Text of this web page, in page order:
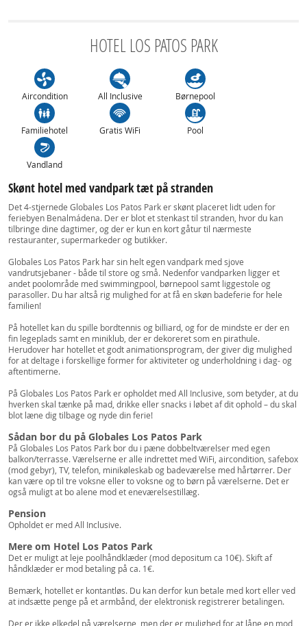
HOTEL LOS PATOS PARK
Aircondition All Inclusive Børnepool
Familiehotel Gratis WiFi Pool
Vandland
Skønt hotel med vandpark tæt på stranden
Det 4-stjernede Globales Los Patos Park er skønt placeret lidt uden for
feriebyen Benalmádena. Der er blot et stenkast til stranden, hvor du kan
tilbringe dine dagtimer, og der er kun en kort gåtur til nærmeste
restauranter, supermarkeder og butikker.
Globales Los Patos Park har sin helt egen vandpark med sjove
vandrutsjebaner - både til store og små. Nedenfor vandparken ligger et
andet poolområde med swimmingpool, børnepool samt liggestole og
parasoller. Du har altså rig mulighed for at få en skøn badeferie for hele
familien!
På hotellet kan du spille bordtennis og billiard, og for de mindste er der en
fin legeplads samt en miniklub, der er dekoreret som en pirathule.
Herudover har hotellet et godt animationsprogram, der giver dig mulighed
for at deltage i forskellige former for aktiviteter og underholdning i dag- og
aftentimerne.
På Globales Los Patos Park er opholdet med All Inclusive, som betyder, at du
hverken skal tænke på mad, drikke eller snacks i løbet af dit ophold – du skal
blot læne dig tilbage og nyde din ferie!
Sådan bor du på Globales Los Patos Park
På Globales Los Patos Park bor du i pæne dobbeltværelser med egen
balkon/terrasse. Værelserne er alle indrettet med WiFi, aircondition, safebox
(mod gebyr), TV, telefon, minikøleskab og badeværelse med hårtørrer. Der
kan være op til tre voksne eller to voksne og to børn på værelserne. Det er
også muligt at bo alene mod et eneværelsestillæg.
Pension
Opholdet er med All Inclusive.
Mere om Hotel Los Patos Park
Det er muligt at leje poolhåndklæder (mod depositum ca 10€). Skift af
håndklæder er mod betaling på ca. 1€.
Bemærk, hotellet er kontantløs. Du kan derfor kun betale med kort eller ved
at indsætte penge på et armbånd, der elektronisk registrerer betalingen.
Der er ikke elkedel på værelserne, men der er mulighed for at låne en mod